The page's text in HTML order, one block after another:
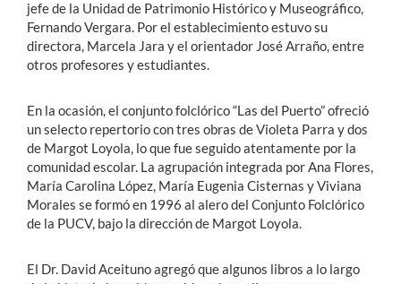
jefe de la Unidad de Patrimonio Histórico y Museográfico,
Fernando Vergara. Por el establecimiento estuvo su
directora, Marcela Jara y el orientador José Arraño, entre
otros profesores y estudiantes.
En la ocasión, el conjunto folclórico “Las del Puerto” ofreció
un selecto repertorio con tres obras de Violeta Parra y dos
de Margot Loyola, lo que fue seguido atentamente por la
comunidad escolar. La agrupación integrada por Ana Flores,
María Carolina López, María Eugenia Cisternas y Viviana
Morales se formó en 1996 al alero del Conjunto Folclórico
de la PUCV, bajo la dirección de Margot Loyola.
El Dr. David Aceituno agregó que algunos libros a lo largo